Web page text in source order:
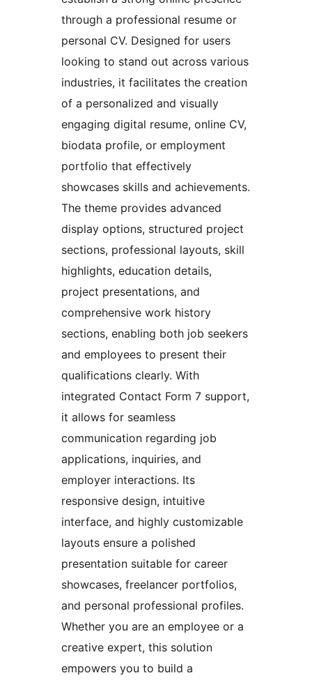
through a professional resume or
personal CV. Designed for users
looking to stand out across various
industries, it facilitates the creation
of a personalized and visually
engaging digital resume, online CV,
biodata profile, or employment
portfolio that effectively
showcases skills and achievements.
The theme provides advanced
display options, structured project
sections, professional layouts, skill
highlights, education details,
project presentations, and
comprehensive work history
sections, enabling both job seekers
and employees to present their
qualifications clearly. With
integrated Contact Form 7 support,
it allows for seamless
communication regarding job
applications, inquiries, and
employer interactions. Its
responsive design, intuitive
interface, and highly customizable
layouts ensure a polished
presentation suitable for career
showcases, freelancer portfolios,
and personal professional profiles.
Whether you are an employee or a
creative expert, this solution
empowers you to build a